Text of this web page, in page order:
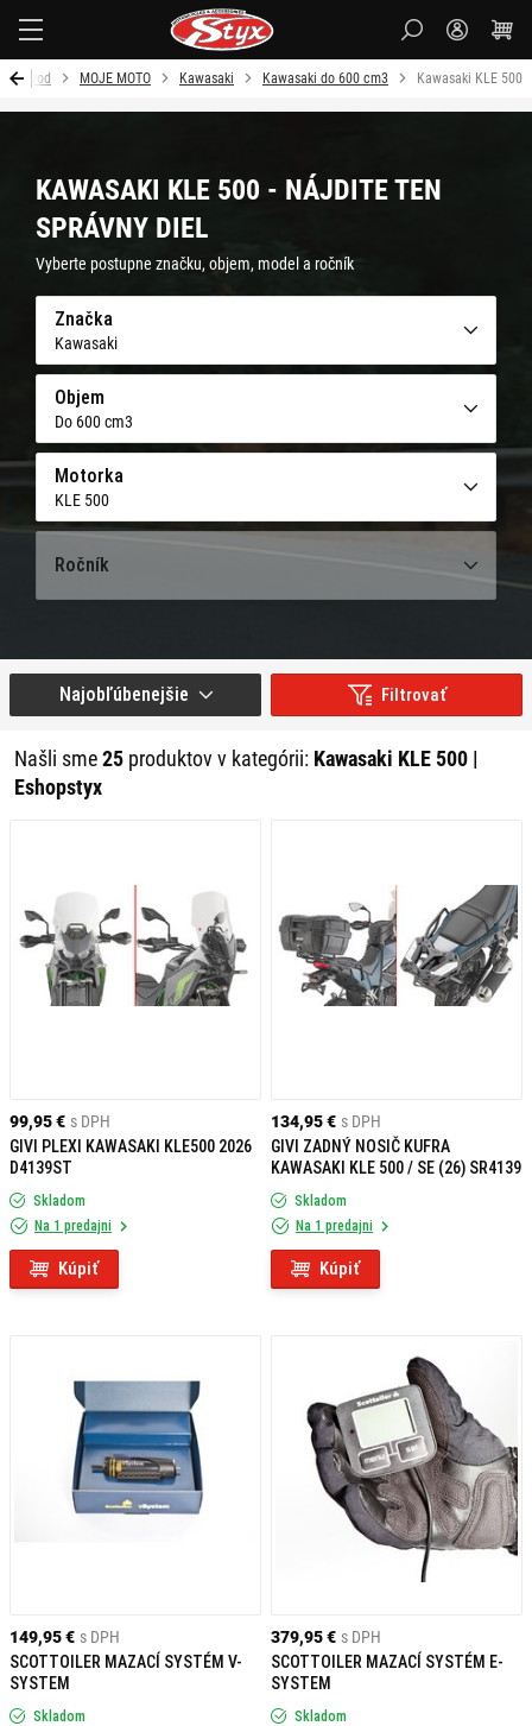
Úvod MOJE MOTO Kawasaki Kawasaki do 600 cm3 Kawasaki KLE 500
KAWASAKI KLE 500 - NÁJDITE TEN
SPRÁVNY DIEL
Vyberte postupne značku, objem, model a ročník
Značka
Kawasaki
Objem
Do 600 cm3
Motorka
KLE 500
Ročník
Filtrovať
Našli sme25 produktov v kategórii: Kawasaki KLE 500 |
Eshopstyx
Najobľúbenejšie
99,95 € s DPH
GIVI PLEXI KAWASAKI KLE500 2026
D4139ST
Skladom
Na 1 predajni
Kúpiť
134,95 € s DPH
GIVI ZADNÝ NOSIČ KUFRA
KAWASAKI KLE 500 / SE (26) SR4139
Skladom
Na 1 predajni
Kúpiť
149,95 € s DPH
SCOTTOILER MAZACÍ SYSTÉM V-
SYSTEM
Skladom
379,95 € s DPH
SCOTTOILER MAZACÍ SYSTÉM E-
SYSTEM
Skladom